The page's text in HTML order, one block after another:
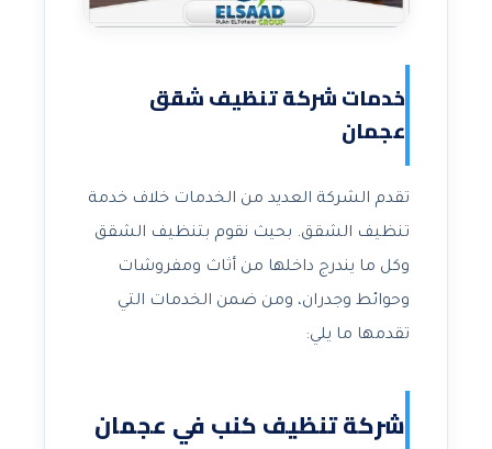
خدمات شركة تنظيف شقق
عجمان
تقدم الشركة العديد من الخدمات خلاف خدمة
تنظيف الشقق. بحيث نقوم بتنظيف الشقق
وكل ما يندرج داخلها من أثاث ومفروشات
وحوائط وجدران، ومن ضمن الخدمات التي
تقدمها ما يلي:
شركة تنظيف كنب في عجمان